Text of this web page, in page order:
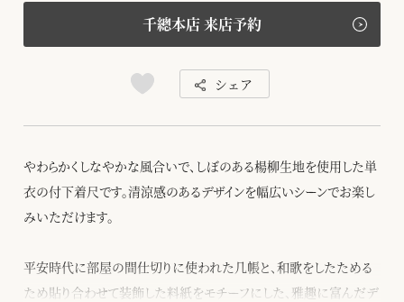
千總本店 来店予約
シェア
やわらかくしなやかな風合いで、しぼのある楊柳生地を使用した単
衣の付下着尺です。清涼感のあるデザインを幅広いシーンでお楽し
みいただけます。
平安時代に部屋の間仕切りに使われた几帳と、和歌をしたためる
ため貼り合わせて装飾した料紙をモチーフにした、雅趣に富んだデ